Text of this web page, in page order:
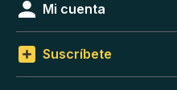
Mi cuenta
Suscríbete